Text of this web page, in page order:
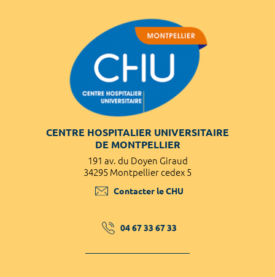
CENTRE HOSPITALIER UNIVERSITAIRE
DE MONTPELLIER
191 av. du Doyen Giraud
34295 Montpellier cedex 5
Contacter le CHU
04 67 33 67 33